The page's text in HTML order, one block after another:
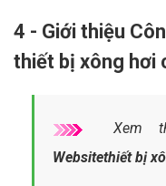
4 - Giới thiệu
thiết bị xông hơi
Xem
Websitethiết bị